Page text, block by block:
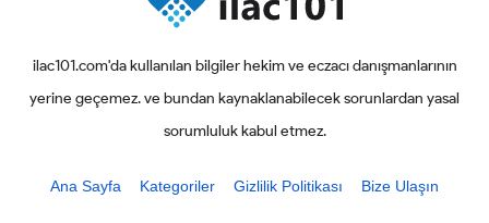
ilac101.com'da kullanılan bilgiler hekim ve eczacı danışmanlarının
yerine geçemez. ve bundan kaynaklanabilecek sorunlardan yasal
sorumluluk kabul etmez.
Ana Sayfa Kategoriler Gizlilik Politikası Bize Ulaşın